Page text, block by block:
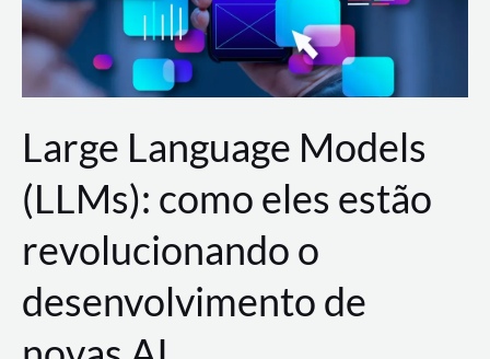
AWS?
Large Language Models
(LLMs): como eles estão
revolucionando o
desenvolvimento de